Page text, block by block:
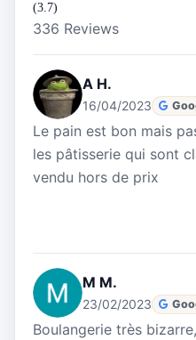
(3.7)
336 Reviews
A H.
16/04/2023
Le pain est bon mais
les pâtisserie qui sont
vendu hors de prix
M M.
23/02/2023
Boulangerie très